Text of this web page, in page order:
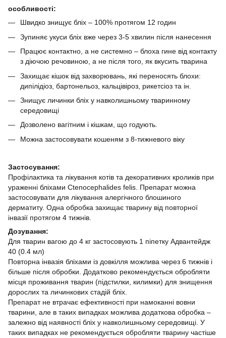
особливості:
Швидко знищує бліх – 100% протягом 12 годин
Зупиняє укуси бліх вже через 3-5 хвилин після нанесення
Працює контактно, а не системно – блоха гине від контакту
з діючою речовиною, а не після того, як вкусить тварина
Захищає кішок від захворювань, які переносять блохи:
дипілідіоз, бартонельоз, кальцівіроз, рикетсіоз та ін.
Знищує личинки бліх у навколишньому тваринному
середовищі
Дозволено вагітним і кішкам, що годують.
Можна застосовувати кошеням з 8-тижневого віку
Застосування:
Профілактика та лікування котів та декоративних кроликів при
ураженні бліхами Ctenocephalides felis. Препарат можна
застосовувати для лікування алергічного блошиного
дерматиту. Одна обробка захищає тварину від повторної
інвазії протягом 4 тижнів.
Дозування:
Для тварин вагою до 4 кг застосовують 1 піпетку Адвантейдж
40 (0.4 мл)
Повторна інвазія бліхами із довкілля можлива через 6 тижнів і
більше після обробки. Додатково рекомендується обробляти
місця проживання тварин (підстилки, килимки) для знищення
дорослих та личинкових стадій бліх.
Препарат не втрачає ефективності при намоканні вовни
тварини, але в таких випадках можлива додаткова обробка –
залежно від наявності бліх у навколишньому середовищі. У
таких випадках не рекомендується обробляти тварину частіше